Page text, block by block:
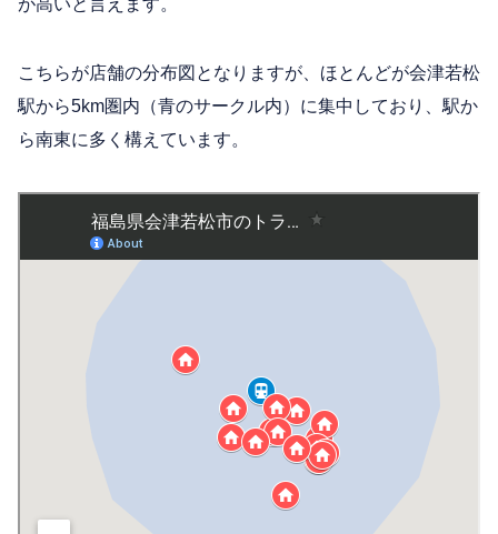
が高いと言えます。
こちらが店舗の分布図となりますが、ほとんどが会津若松
駅から5km圏内（青のサークル内）に集中しており、駅か
ら南東に多く構えています。